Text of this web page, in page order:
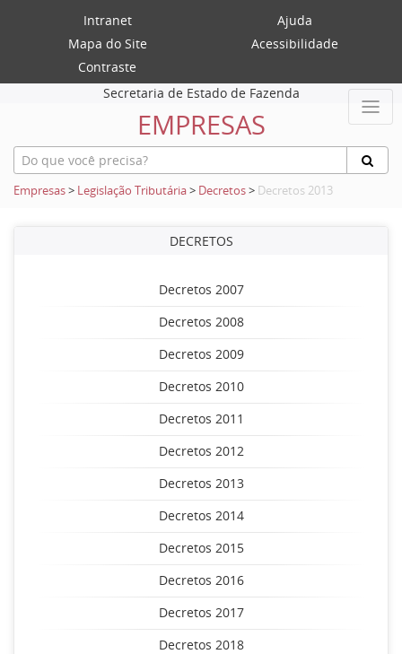
Intranet
Ajuda
Mapa do Site
Acessibilidade
Contraste
Secretaria de Estado de Fazenda
EMPRESAS
Empresas> Legislação Tributária> Decretos> Decretos 2013
DECRETOS
Decretos 2007
Decretos 2008
Decretos 2009
Decretos 2010
Decretos 2011
Decretos 2012
Decretos 2013
Decretos 2014
Decretos 2015
Decretos 2016
Decretos 2017
Decretos 2018